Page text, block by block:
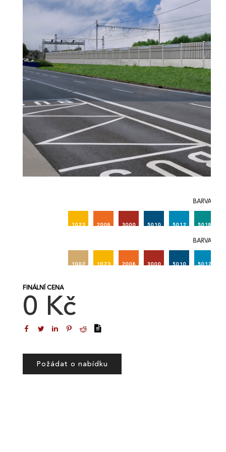
BARVA 1
1023 2008 3000 5010 5012 5018
BARVA 2
1002 1023 2008 3000 5010 5012
FINÁLNÍ CENA
0 Kč
Požádat o nabídku